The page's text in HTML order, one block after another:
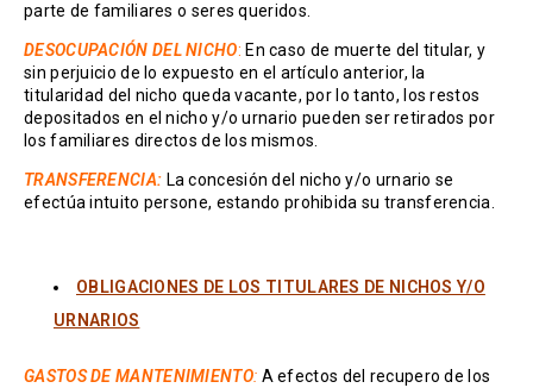
parte de familiares o seres queridos.
DESOCUPACIÓN DEL NICHO: En caso de muerte del titular, y
sin perjuicio de lo expuesto en el artículo anterior, la
titularidad del nicho queda vacante, por lo tanto, los restos
depositados en el nicho y/o urnario pueden ser retirados por
los familiares directos de los mismos.
TRANSFERENCIA: La concesión del nicho y/o urnario se
efectúa intuito persone, estando prohibida su transferencia.
OBLIGACIONES DE LOS TITULARES DE NICHOS Y/O
URNARIOS
GASTOS DE MANTENIMIENTO: A efectos del recupero de los